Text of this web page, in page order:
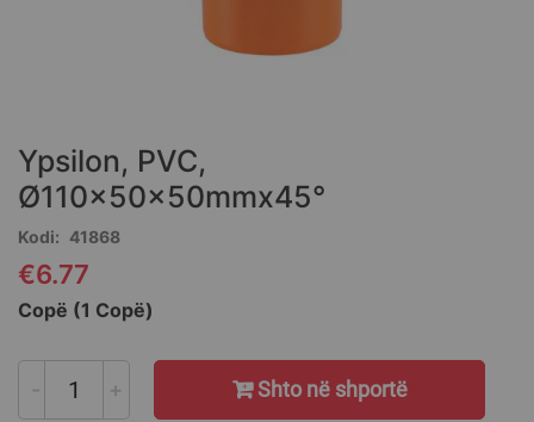
beginning
of
the
images
gallery
Ypsilon, PVC,
Ø110x50x50mmx45°
Kodi 41868
€6.77
Copë (1 Copë)
- + Shto në shportë